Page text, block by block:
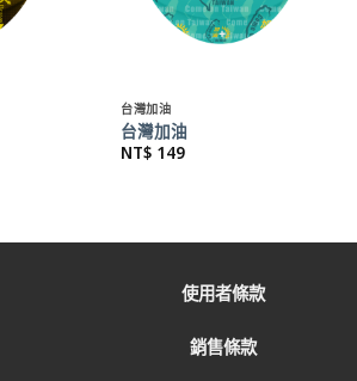
台灣加油
台灣加油
NT$ 149
使用者條款
銷售條款